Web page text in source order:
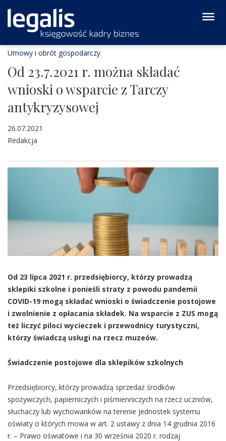
Umowy i obrót gospodarczy
Od 23.7.2021 r. można składać
wnioski o wsparcie z Tarczy
antykryzysowej
26.07.2021
Redakcja
Od 23 lipca 2021 r. przedsiębiorcy, którzy prowadzą
sklepiki szkolne i ponieśli straty z powodu pandemii
COVID-19 mogą składać wnioski o świadczenie postojowe
i zwolnienie z opłacania składek. Na wsparcie z ZUS mogą
też liczyć piloci wycieczek i przewodnicy turystyczni,
którzy świadczą usługi na rzecz muzeów.
Świadczenie postojowe dla sklepików szkolnych
Przedsiębiorcy, którzy prowadzą sprzedaż środków
spożywczych, papierniczych i piśmienniczych na rzecz uczniów,
słuchaczy lub wychowanków na terenie jednostek systemu
oświaty o których mowa w art. 2 ustawy z dnia 14 grudnia 2016
r. – Prawo oświatowe i na 30 września 2020 r. rodzaj